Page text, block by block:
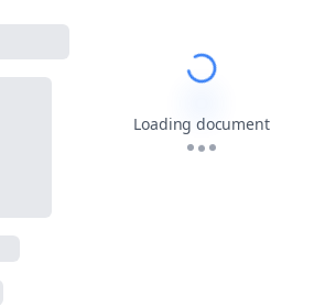
Loading document
Please wait